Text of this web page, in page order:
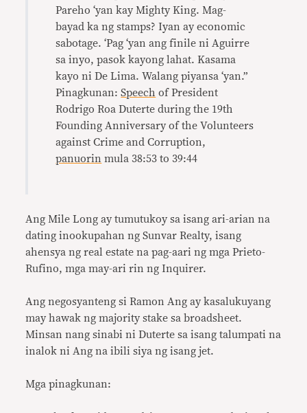
Pareho ‘yan kay Mighty King. Mag-
bayad ka ng stamps? Iyan ay economic
sabotage. ‘Pag ‘yan ang finile ni Aguirre
sa inyo, pasok kayong lahat. Kasama
kayo ni De Lima. Walang piyansa ‘yan.”
Pinagkunan:Speech of President
Rodrigo Roa Duterte during the 19th
Founding Anniversary of the Volunteers
against Crime and Corruption,
panuorin mula 38:53 to 39:44
Ang Mile Long ay tumutukoy sa isang ari-arian na
dating inookupahan ng Sunvar Realty, isang
ahensya ng real estate na pag-aari ng mga Prieto-
Rufino, mga may-ari rin ng Inquirer.
Ang negosyanteng si Ramon Ang ay kasalukuyang
may hawak ng majority stake sa broadsheet.
Minsan nang sinabi ni Duterte sa isang talumpati na
inalok ni Ang na ibili siya ng isang jet.
Mga pinagkunan: